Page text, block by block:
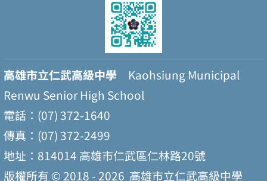
高雄市立仁武高級中學 Kaohsiung Municipal
Renwu Senior High School
電話：(07) 372-1640
傳真：(07) 372-2499
地址：814014 高雄市仁武區仁林路20號
版權所有 © 2018 - 2026 高雄市立仁武高級中學